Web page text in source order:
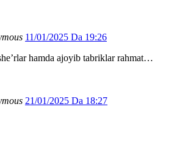
11/01/2025 Da 19:26
hamda ajoyib tabriklar rahmat…
21/01/2025 Da 18:27